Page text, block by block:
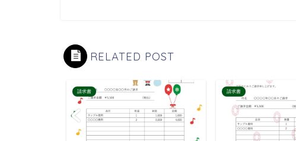
RELATED POST
請求書 請求書